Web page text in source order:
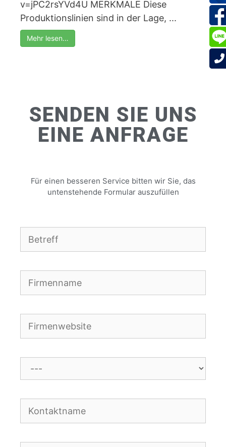
v=jPC2rsYVd4U MERKMALE Diese
Produktionslinien sind in der Lage, ...
Mehr lesen…
SENDEN SIE UNS
EINE ANFRAGE
Für einen besseren Service bitten wir Sie, das
untenstehende Formular auszufüllen